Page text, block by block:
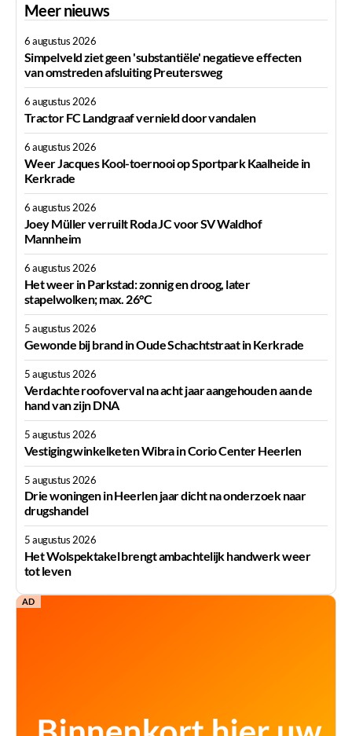
Meer nieuws
6 augustus 2026
Simpelveld ziet geen 'substantiële' negatieve effecten
van omstreden afsluiting Preutersweg
6 augustus 2026
Tractor FC Landgraaf vernield door vandalen
6 augustus 2026
Weer Jacques Kool-toernooi op Sportpark Kaalheide in
Kerkrade
6 augustus 2026
Joey Müller verruilt Roda JC voor SV Waldhof
Mannheim
6 augustus 2026
Het weer in Parkstad: zonnig en droog, later
stapelwolken; max. 26°C
5 augustus 2026
Gewonde bij brand in Oude Schachtstraat in Kerkrade
5 augustus 2026
Verdachte roofoverval na acht jaar aangehouden aan de
hand van zijn DNA
5 augustus 2026
Vestiging winkelketen Wibra in Corio Center Heerlen
5 augustus 2026
Drie woningen in Heerlen jaar dicht na onderzoek naar
drugshandel
5 augustus 2026
Het Wolspektakel brengt ambachtelijk handwerk weer
tot leven
AD